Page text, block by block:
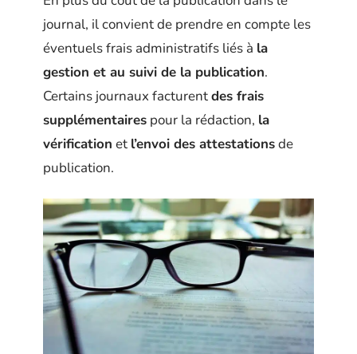
journal, il convient de prendre en compte les
éventuels frais administratifs liés à la
gestion et au suivi de la publication.
Certains journaux facturentdes frais
supplémentaires pour la rédaction, la
vérification et l’envoi des attestationsde
publication.